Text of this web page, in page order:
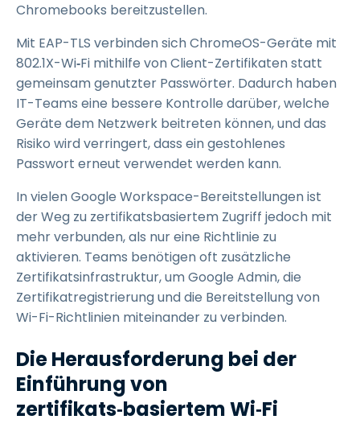
Chromebooks bereitzustellen.
Mit EAP-TLS verbinden sich ChromeOS-Geräte mit
802.1X-Wi‑Fi mithilfe von Client-Zertifikaten statt
gemeinsam genutzter Passwörter. Dadurch haben
IT-Teams eine bessere Kontrolle darüber, welche
Geräte dem Netzwerk beitreten können, und das
Risiko wird verringert, dass ein gestohlenes
Passwort erneut verwendet werden kann.
In vielen Google Workspace-Bereitstellungen ist
der Weg zu zertifikatsbasiertem Zugriff jedoch mit
mehr verbunden, als nur eine Richtlinie zu
aktivieren. Teams benötigen oft zusätzliche
Zertifikatsinfrastruktur, um Google Admin, die
Zertifikatregistrierung und die Bereitstellung von
Wi-Fi-Richtlinien miteinander zu verbinden.
Die Herausforderung bei der
Einführung von
zertifikats‑basiertem Wi‑Fi